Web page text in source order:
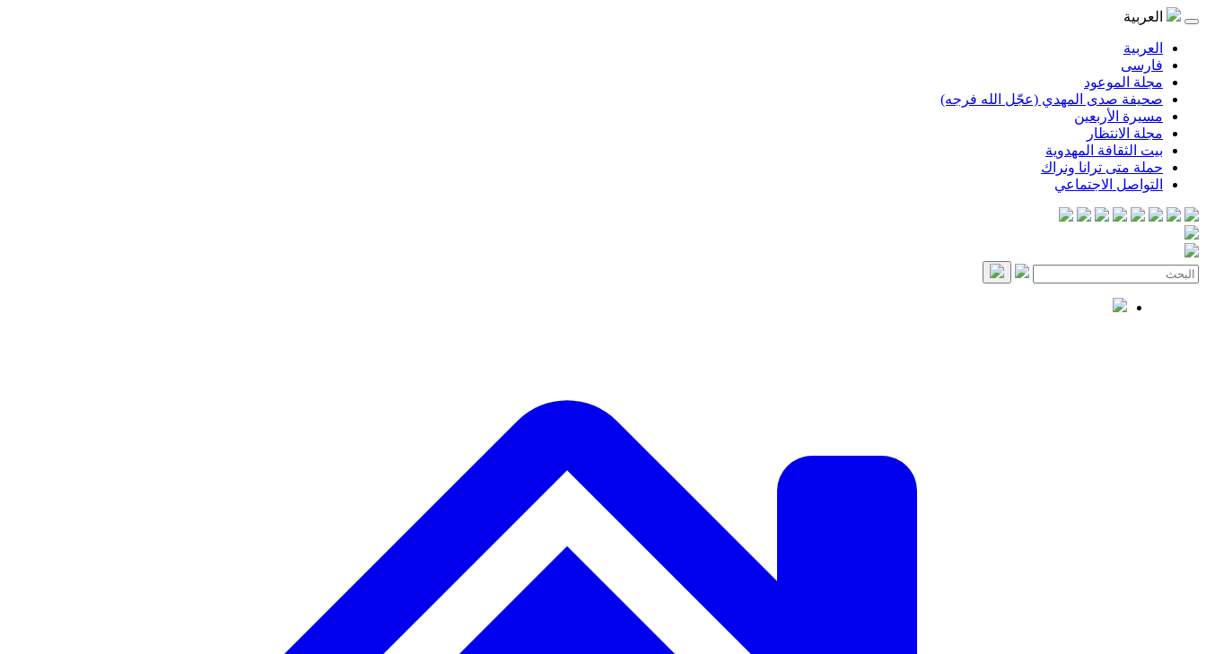
العربية
العربية
فارسی
مجلة الموعود
صحيفة صدى المهدي (عجّل الله فرجه)
مسيرة الأربعين
مجلة الانتظار
بيت الثقافة المهدوية
حملة متى ترانا ونراك
التواصل الاجتماعي